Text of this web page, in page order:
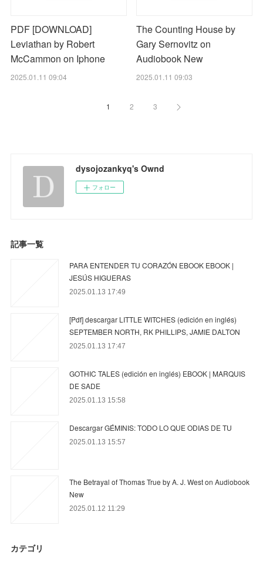
PDF [DOWNLOAD]
Leviathan by Robert
McCammon on Iphone
2025.01.11 09:04
The Counting House by
Gary Sernovitz on
Audiobook New
2025.01.11 09:03
1 2 3
dysojozankyq's Ownd
フォロー
記事一覧
PARA ENTENDER TU CORAZÓN EBOOK EBOOK |
JESÚS HIGUERAS
2025.01.13 17:49
[Pdf] descargar LITTLE WITCHES (edición en inglés)
SEPTEMBER NORTH, RK PHILLIPS, JAMIE DALTON
2025.01.13 17:47
GOTHIC TALES (edición en inglés) EBOOK | MARQUIS
DE SADE
2025.01.13 15:58
Descargar GÉMINIS: TODO LO QUE ODIAS DE TU
2025.01.13 15:57
The Betrayal of Thomas True by A. J. West on Audiobook
New
2025.01.12 11:29
カテゴリ